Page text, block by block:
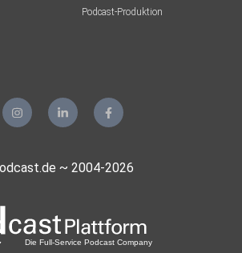
Podcast-Produktion
~ 2004-2026